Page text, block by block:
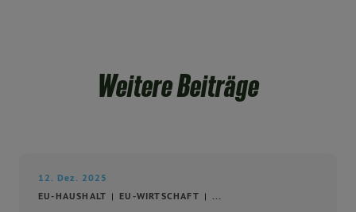
Weitere Beiträge
12. Dez. 2025
EU-HAUSHALT
EU-WIRTSCHAFT ...